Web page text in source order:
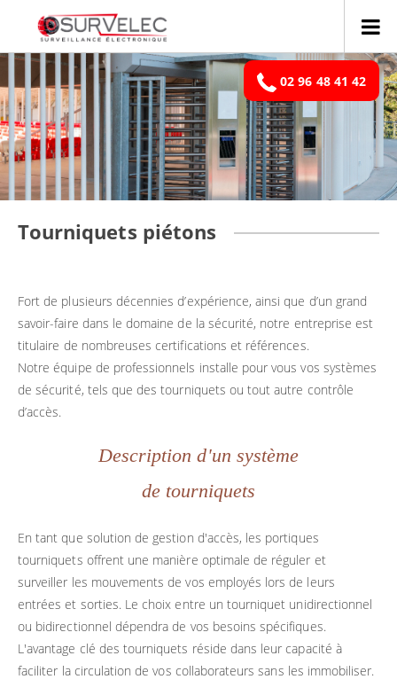
02 96 48 41 42
Tourniquets piétons
Fort de plusieurs décennies d’expérience, ainsi que d’un grand
savoir-faire dans le domaine de la sécurité, notre entreprise est
titulaire de nombreuses certifications et références.
Notre équipe de professionnels installe pour vous vos systèmes
de sécurité, tels que des tourniquets ou tout autre contrôle
d’accès.
Description d'un système
de tourniquets
En tant que solution de gestion d'accès, les portiques
tourniquets offrent une manière optimale de réguler et
surveiller les mouvements de vos employés lors de leurs
entrées et sorties. Le choix entre un tourniquet unidirectionnel
ou bidirectionnel dépendra de vos besoins spécifiques.
L'avantage clé des tourniquets réside dans leur capacité à
faciliter la circulation de vos collaborateurs sans les immobiliser.
Panneau de gestion des cookies